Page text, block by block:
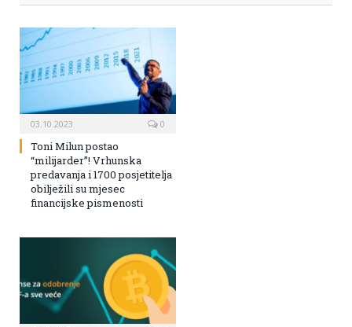
03.10.2023 0
Toni Milun postao
“milijarder”! Vrhunska
predavanja i 1700 posjetitelja
obilježili su mjesec
financijske pismenosti